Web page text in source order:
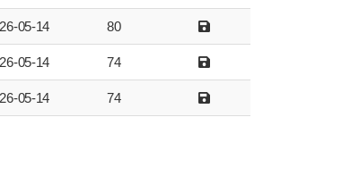
05-14 80
05-14 74
05-14 74